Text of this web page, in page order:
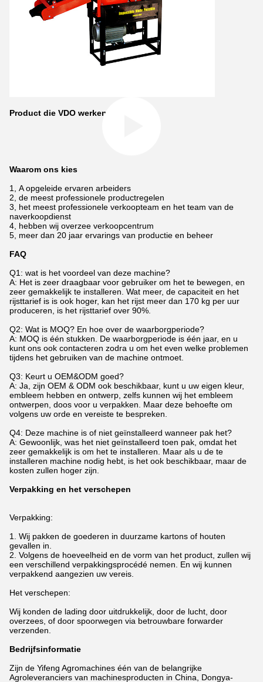
Product die VDO werken
Waarom ons kies
1, A opgeleide ervaren arbeiders
2, de meest professionele productregelen
3, het meest professionele verkoopteam en het team van de
naverkoopdienst
4, hebben wij overzee verkoopcentrum
5, meer dan 20 jaar ervarings van productie en beheer
FAQ
Q1: wat is het voordeel van deze machine?
A: Het is zeer draagbaar voor gebruiker om het te bewegen, en
zeer gemakkelijk te installeren. Wat meer, de capaciteit en het
rijsttarief is is ook hoger, kan het rijst meer dan 170 kg per uur
produceren, is het rijsttarief over 90%.
Q2: Wat is MOQ? En hoe over de waarborgperiode?
A: MOQ is één stukken. De waarborgperiode is één jaar, en u
kunt ons ook contacteren zodra u om het even welke problemen
tijdens het gebruiken van de machine ontmoet.
Q3: Keurt u OEM&ODM goed?
A: Ja, zijn OEM & ODM ook beschikbaar, kunt u uw eigen kleur,
embleem hebben en ontwerp, zelfs kunnen wij het embleem
ontwerpen, doos voor u verpakken. Maar deze behoefte om
volgens uw orde en vereiste te bespreken.
Q4: Deze machine is of niet geïnstalleerd wanneer pak het?
A: Gewoonlijk, was het niet geïnstalleerd toen pak, omdat het
zeer gemakkelijk is om het te installeren. Maar als u de te
installeren machine nodig hebt, is het ook beschikbaar, maar de
kosten zullen hoger zijn.
Verpakking en het verschepen
Verpakking:
1. Wij pakken de goederen in duurzame kartons of houten
gevallen in.
2. Volgens de hoeveelheid en de vorm van het product, zullen wij
een verschillend verpakkingsprocédé nemen. En wij kunnen
verpakkend aangezien uw vereis.
Het verschepen:
Wij konden de lading door uitdrukkelijk, door de lucht, door
overzees, of door spoorwegen via betrouwbare forwarder
verzenden.
Bedrijfsinformatie
Zijn de Yifeng Agromachines één van de belangrijke
Agroleveranciers van machinesproducten in China, Dongya-